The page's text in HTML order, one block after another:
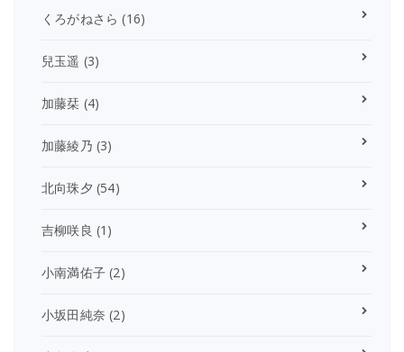
くろがねさら (16)
兒玉遥 (3)
加藤栞 (4)
加藤綾乃 (3)
北向珠夕 (54)
吉柳咲良 (1)
小南満佑子 (2)
小坂田純奈 (2)